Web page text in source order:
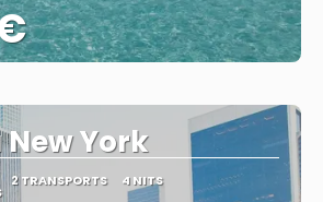
York
2 TRANSPORTS 4 NITS